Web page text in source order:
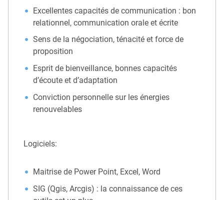
Excellentes capacités de communication : bon
relationnel, communication orale et écrite
Sens de la négociation, ténacité et force de
proposition
Esprit de bienveillance, bonnes capacités
d’écoute et d’adaptation
Conviction personnelle sur les énergies
renouvelables
Logiciels:
Maitrise de Power Point, Excel, Word
SIG (Qgis, Arcgis) : la connaissance de ces